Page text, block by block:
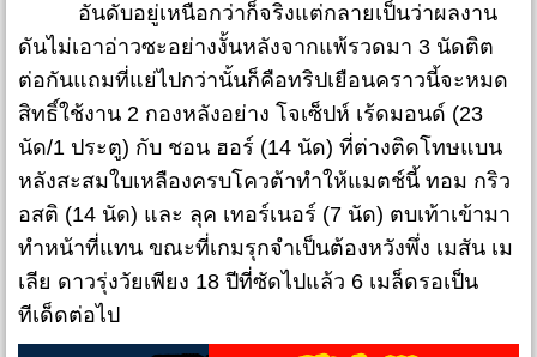
อันดับอยู่เหนือกว่าก็จริงแต่กลายเป็นว่าผลงาน
ดันไม่เอาอ่าวซะอย่างงั้นหลังจากแพ้รวดมา 3 นัดติต
ต่อกันแถมที่แย่ไปกว่านั้นก็คือทริปเยือนคราวนี้จะหมด
สิทธิ์ใช้งาน 2 กองหลังอย่าง โจเซ็ปห์ เร้ดมอนด์ (23
นัด/1 ประตู) กับ ชอน ฮอร์ (14 นัด) ที่ต่างติดโทษแบน
หลังสะสมใบเหลืองครบโควต้าทำให้แมตช์นี้ ทอม กริว
อสติ (14 นัด) และ ลุค เทอร์เนอร์ (7 นัด) ตบเท้าเข้ามา
ทำหน้าที่แทน ขณะที่เกมรุกจำเป็นต้องหวังพึ่ง เมสัน เม
เลีย ดาวรุ่งวัยเพียง 18 ปีที่ซัดไปแล้ว 6 เมล็ดรอเป็น
ทีเด็ดต่อไป